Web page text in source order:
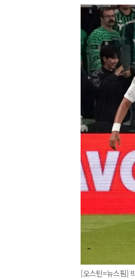
[오스틴=뉴스핌]